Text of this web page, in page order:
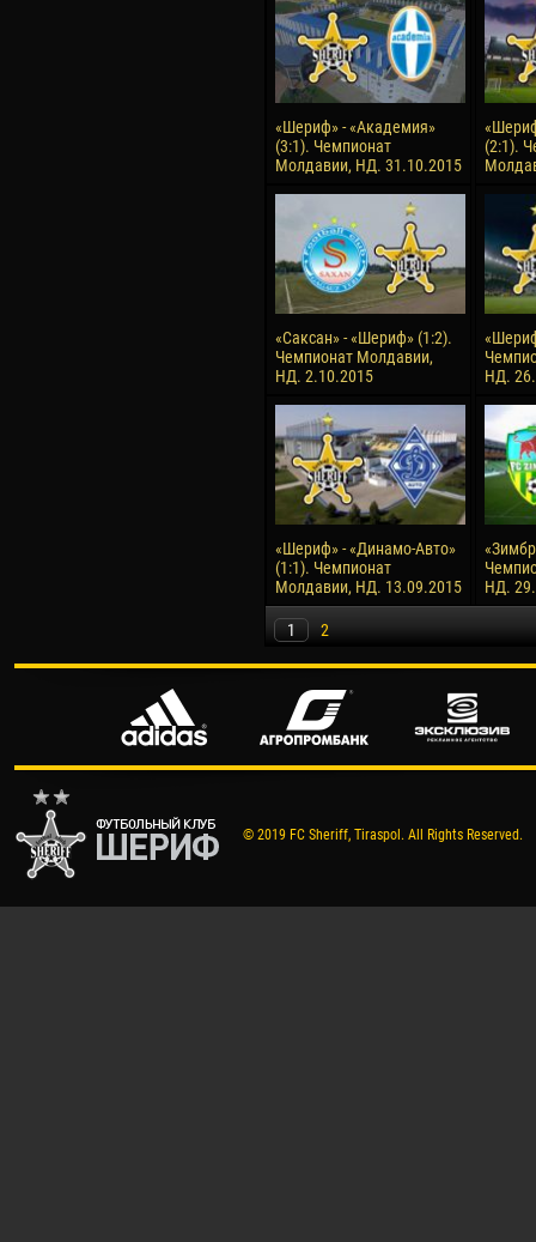
«Шериф» - «Академия»
(3:1). Чемпионат
Молдавии, НД. 31.10.2015
(2:1).
«Саксан» - «Шериф» (1:2).
Чемпионат Молдавии,
НД. 2.10.2015
НД.
«Шериф» - «Динамо-Авто»
(1:1). Чемпионат
Молдавии, НД. 13.09.2015
НД.
1 2
© 2019 FC Sheriff, Tiraspol. All Rights Reserved.